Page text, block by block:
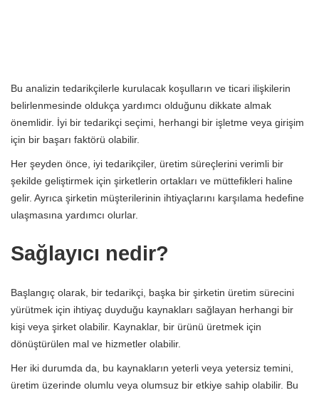
Bu analizin tedarikçilerle kurulacak koşulların ve ticari ilişkilerin
belirlenmesinde oldukça yardımcı olduğunu dikkate almak
önemlidir. İyi bir tedarikçi seçimi, herhangi bir işletme veya girişim
için bir başarı faktörü olabilir.
Her şeyden önce, iyi tedarikçiler, üretim süreçlerini verimli bir
şekilde geliştirmek için şirketlerin ortakları ve müttefikleri haline
gelir. Ayrıca şirketin müşterilerinin ihtiyaçlarını karşılama hedefine
ulaşmasına yardımcı olurlar.
Sağlayıcı nedir?
Başlangıç ​​olarak, bir tedarikçi, başka bir şirketin üretim sürecini
yürütmek için ihtiyaç duyduğu kaynakları sağlayan herhangi bir
kişi veya şirket olabilir. Kaynaklar, bir ürünü üretmek için
dönüştürülen mal ve hizmetler olabilir.
Her iki durumda da, bu kaynakların yeterli veya yetersiz temini,
üretim üzerinde olumlu veya olumsuz bir etkiye sahip olabilir. Bu